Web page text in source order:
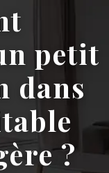
petit
dans
?